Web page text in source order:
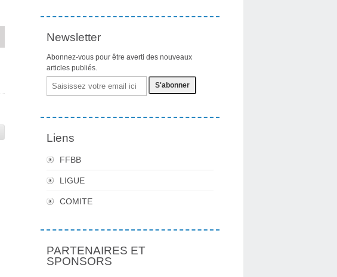
Newsletter
Abonnez-vous pour être averti des nouveaux
articles publiés.
Email
Liens
FFBB
LIGUE
COMITE
PARTENAIRES ET
SPONSORS